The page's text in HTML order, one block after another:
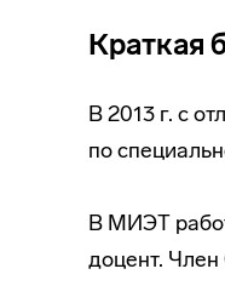
Краткая
В 2013 г. с
по
В МИЭТ
доцент.